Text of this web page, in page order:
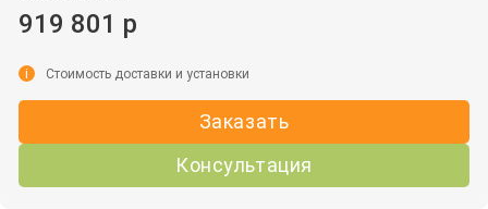
919 801 р
Заказать
Консультация
i Стоимость доставки и установки